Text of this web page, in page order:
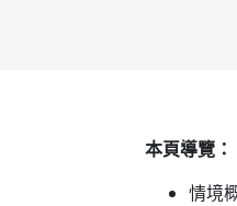
本頁導覽：
情境